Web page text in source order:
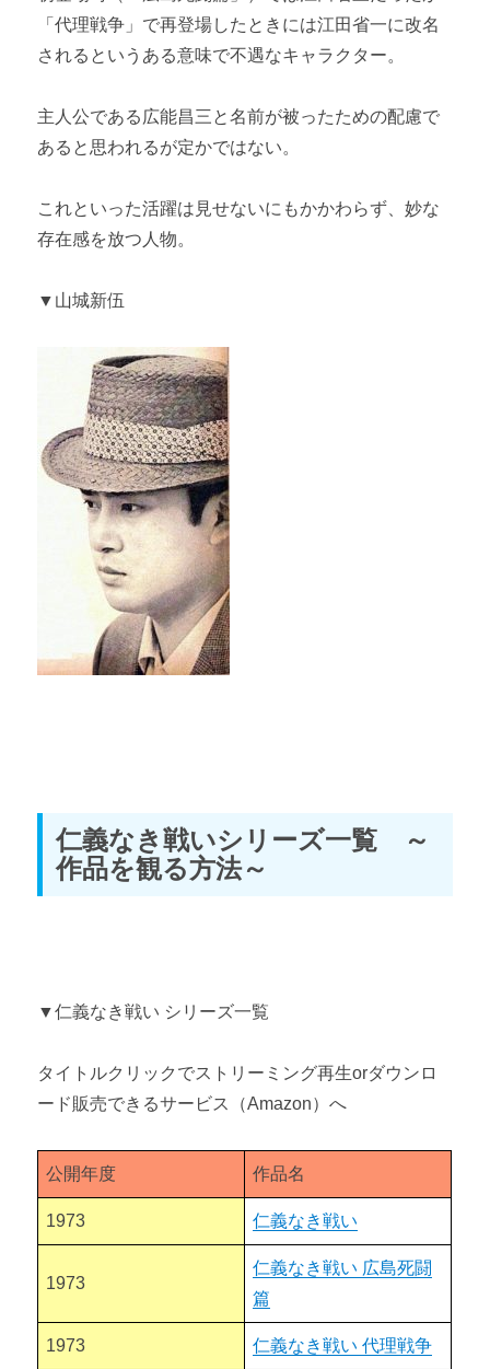
「代理戦争」で再登場したときには江田省一に改名
されるというある意味で不遇なキャラクター。
主人公である広能昌三と名前が被ったための配慮で
あると思われるが定かではない。
これといった活躍は見せないにもかかわらず、妙な
存在感を放つ人物。
▼山城新伍
仁義なき戦いシリーズ一覧 ～
作品を観る方法～
▼仁義なき戦い シリーズ一覧
タイトルクリックでストリーミング再生orダウンロ
ード販売できるサービス（Amazon）へ
公開年度 作品名
1973 仁義なき戦い
1973
仁義なき戦い 広島死闘
篇
1973 仁義なき戦い 代理戦争